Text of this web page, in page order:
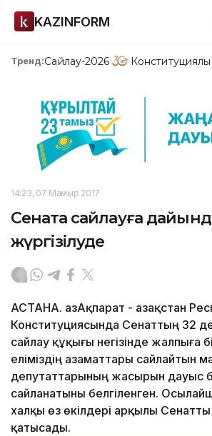
KAZINFORM
Тренд:Сайлау-2026
14:23, 07 Мамыр 2017
Сенатқа сайлауға
жүргізілуде
АСТАНА. ҚазАқпарат - Қазақстан
Конституциясында Сенаттың 32
сайлау құқығы негізінде жалпыға
еліміздің азаматтары сайлайтын
депутаттарының жасырын да­уыс
сайланатыны белгіленген.
халқы өз өкілдері арқылы Сенатты
қатысады.